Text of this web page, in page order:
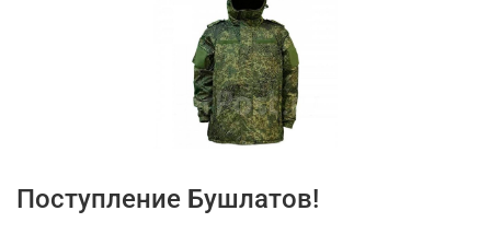
Поступление Бушлатов!